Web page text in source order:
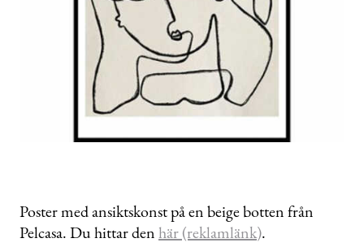
Poster med ansiktskonst på en beige botten från
Pelcasa. Du hittar denhär (reklamlänk).